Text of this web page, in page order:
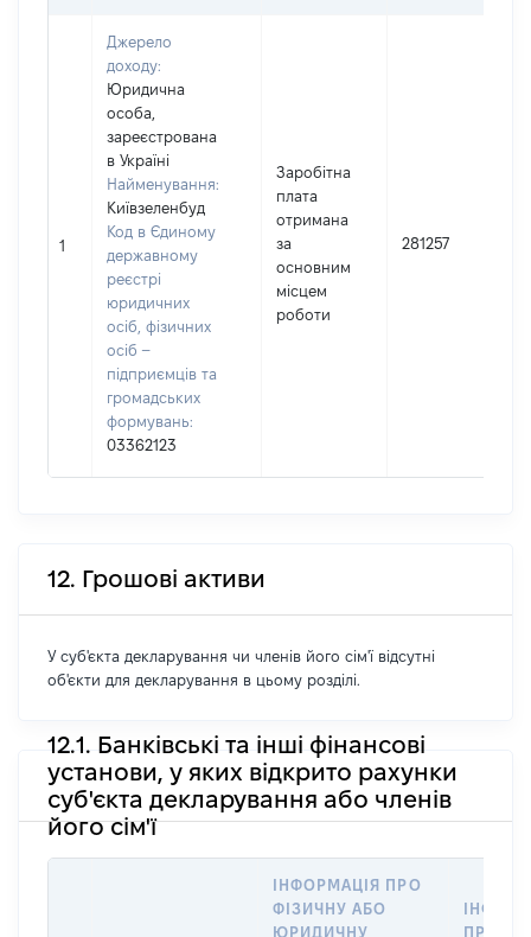
1
Джерело
доходу:
Юридична
особа,
зареєстрована
в Україні
Найменування:
Київзеленбуд
Код в Єдиному
державному
реєстрі
юридичних
осіб, фізичних
осіб –
підприємців та
громадських
формувань:
03362123
Заробітна
плата
отримана
за
основним
місцем
роботи
281257
12. Грошові активи
У суб'єкта декларування чи членів його сім'ї відсутні
об'єкти для декларування в цьому розділі.
12.1. Банківські та інші фінансові
установи, у яких відкрито рахунки
суб'єкта декларування або членів
його сім'ї
ІНФОРМАЦІЯ ПРО
ФІЗИЧНУ АБО
ЮРИДИЧНУ
ПРО